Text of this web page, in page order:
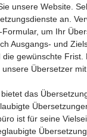
unsere Website.
an.
um Ihr
Ausgangs- und
die gewünschte Frist.
Übersetzer
das
ist für seine